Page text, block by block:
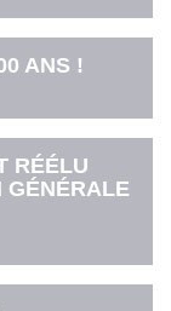
ANS !
RÉÉLU
GÉNÉRALE